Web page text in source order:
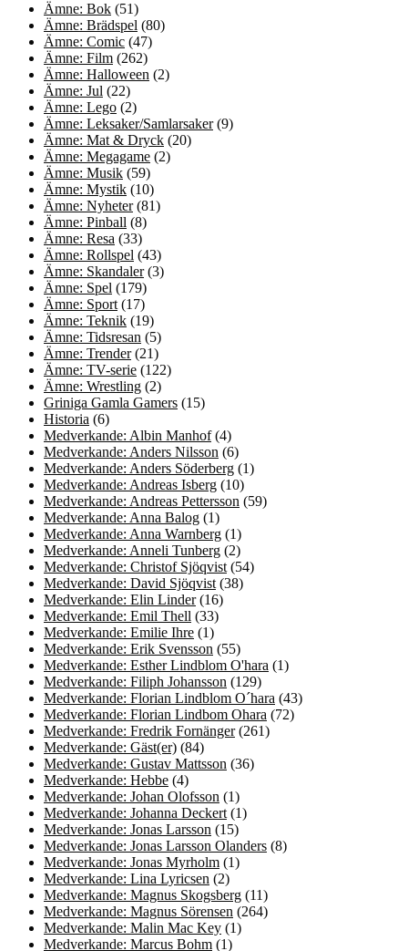
Ämne: Bok (51)
Ämne: Brädspel (80)
Ämne: Comic (47)
Ämne: Film (262)
Ämne: Halloween (2)
Ämne: Jul (22)
Ämne: Lego (2)
Ämne: Leksaker/Samlarsaker(9)
Ämne: Mat & Dryck (20)
Ämne: Megagame (2)
Ämne: Musik (59)
Ämne: Mystik (10)
Ämne: Nyheter(81)
Ämne: Pinball (8)
Ämne: Resa (33)
Ämne: Rollspel (43)
Ämne: Skandaler(3)
Ämne: Spel (179)
Ämne: Sport (17)
Ämne: Teknik (19)
Ämne: Tidsresan (5)
Ämne: Trender(21)
Ämne: TV-serie (122)
Ämne: Wrestling (2)
Griniga Gamla Gamers (15)
Historia (6)
Medverkande: Albin Manhof(4)
Medverkande: Anders Nilsson (6)
Medverkande: Anders Söderberg (1)
Medverkande: Andreas Isberg (10)
Medverkande: Andreas Pettersson (59)
Medverkande: Anna Balog (1)
Medverkande: Anna Warnberg (1)
Medverkande: Anneli Tunberg (2)
Medverkande: Christof Sjöqvist (54)
Medverkande: David Sjöqvist (38)
Medverkande: Elin Linder(16)
Medverkande: Emil Thell (33)
Medverkande: Emilie Ihre (1)
Medverkande: Erik Svensson (55)
Medverkande: Esther Lindblom O'hara (1)
Medverkande: Filiph Johansson (129)
Medverkande: Florian Lindblom O´hara (43)
Medverkande: Florian Lindbom Ohara (72)
Medverkande: Fredrik Fornänger(261)
Medverkande: Gäst(er) (84)
Medverkande: Gustav Mattsson (36)
Medverkande: Hebbe (4)
Medverkande: Johan Olofsson (1)
Medverkande: Johanna Deckert (1)
Medverkande: Jonas Larsson (15)
Medverkande: Jonas Larsson Olanders (8)
Medverkande: Jonas Myrholm (1)
Medverkande: Lina Lyricsen (2)
Medverkande: Magnus Skogsberg (11)
Medverkande: Magnus Sörensen (264)
Medverkande: Malin Mac Key (1)
Medverkande: Marcus Bohm (1)